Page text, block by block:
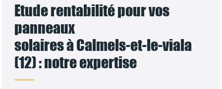
Etude rentabilité pour vos
panneaux
solaires à Calmels-et-le-viala
(12) : notre expertise